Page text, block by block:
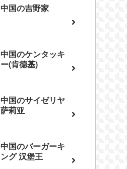
中国の吉野家
中国のケンタッキ
ー(肯德基)
中国のサイゼリヤ
萨莉亚
中国のバーガーキ
ング 汉堡王